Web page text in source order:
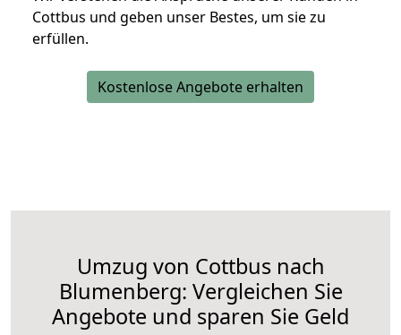
Cottbus und geben unser Bestes, um sie zu
erfüllen.
Kostenlose Angebote erhalten
Umzug von Cottbus nach
Blumenberg: Vergleichen Sie
Angebote und sparen Sie Geld